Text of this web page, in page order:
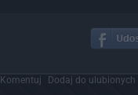
Komentuj Dodaj do ulubionych